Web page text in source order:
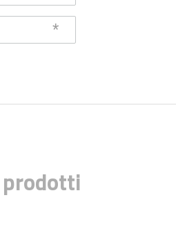
prodotti